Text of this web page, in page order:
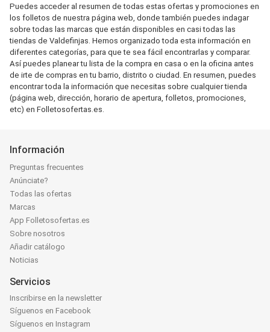
Puedes acceder al resumen de todas estas ofertas y promociones en
los folletos de nuestra página web, donde también puedes indagar
sobre todas las marcas que están disponibles en casi todas las
tiendas de Valdefinjas. Hemos organizado toda esta información en
diferentes categorías, para que te sea fácil encontrarlas y comparar.
Así puedes planear tu lista de la compra en casa o en la oficina antes
de irte de compras en tu barrio, distrito o ciudad. En resumen, puedes
encontrar toda la información que necesitas sobre cualquier tienda
(página web, dirección, horario de apertura, folletos, promociones,
etc) en Folletosofertas.es.
Información
Preguntas frecuentes
Anúnciate?
Todas las ofertas
Marcas
App Folletosofertas.es
Sobre nosotros
Añadir catálogo
Noticias
Servicios
Inscribirse en la newsletter
Síguenos en Facebook
Síguenos en Instagram